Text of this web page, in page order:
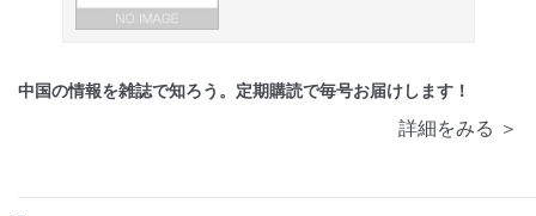
中国の情報を雑誌で知ろう。定期購読で毎号お届けします！
詳細をみる ＞